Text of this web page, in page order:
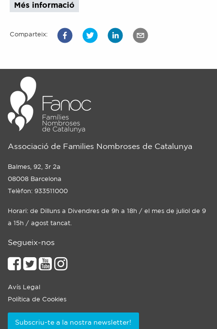
Més informació
Comparteix:
Associació de Families Nombroses de Catalunya
Balmes, 92, 3r 2a
08008 Barcelona
Telèfon: 933511000
Horari: de Dilluns a Divendres de 9h a 18h / el mes de juliol de 9
a 15h / agost tancat.
Segueix-nos
Avís Legal
Política de Cookies
Subscriu-te a la nostra newsletter!